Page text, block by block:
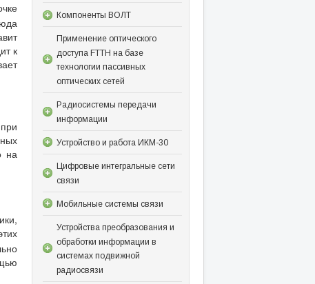
к
на
Компоненты ВОЛТ
Применение оптического
доступа FTTH на базе
технологии пассивных
оптических сетей
Радиосистемы передачи
информации
Устройство и работа ИКМ-30
Цифровые интегральные сети
связи
Мобильные системы связи
Устройства преобразования и
обработки информации в
системах подвижной
радиосвязи